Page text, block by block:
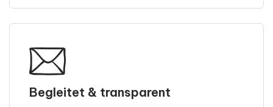
Begleitet & transparent